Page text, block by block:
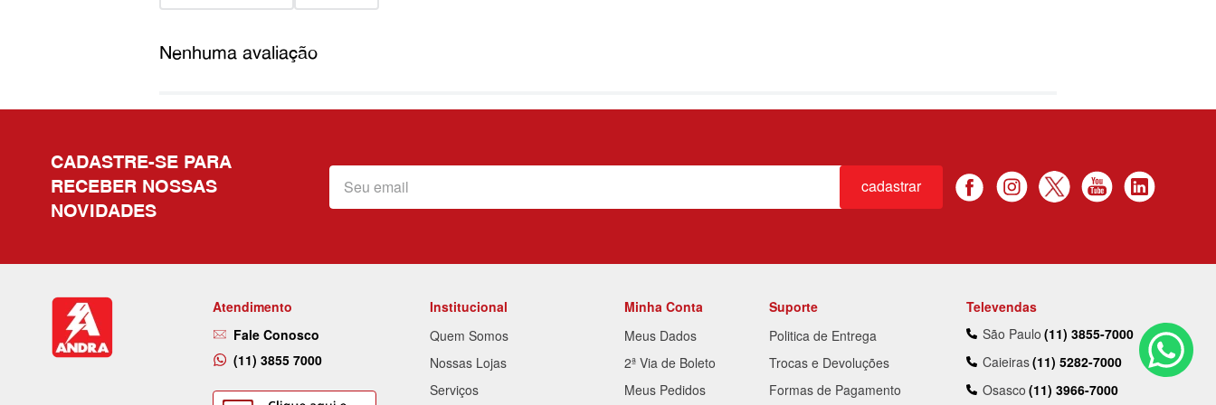
Nenhuma avaliação
CADASTRE-SE PARA
RECEBER NOSSAS
NOVIDADES
cadastrar
Atendimento
Fale Conosco
(11) 3855 7000
Institucional
Quem Somos
Nossas Lojas
Serviços
Minha Conta
Meus Dados
2ª Via de Boleto
Meus Pedidos
Suporte
Politica de Entrega
Trocas e Devoluções
Formas de Pagamento
Televendas
São Paulo (11) 3855-7000
Caieiras(11) 5282-7000
Osasco (11) 3966-7000